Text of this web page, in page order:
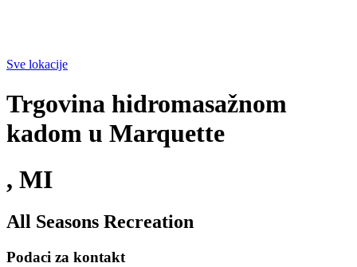
Sve lokacije
Trgovina hidromasažnom
kadom u Marquette
, MI
All Seasons Recreation
Podaci za kontakt